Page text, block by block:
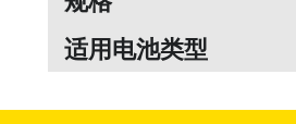
适用电池类型